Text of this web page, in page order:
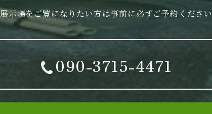
展示場をご覧になりたい方は事前に必ずご予約ください
090-3715-4471